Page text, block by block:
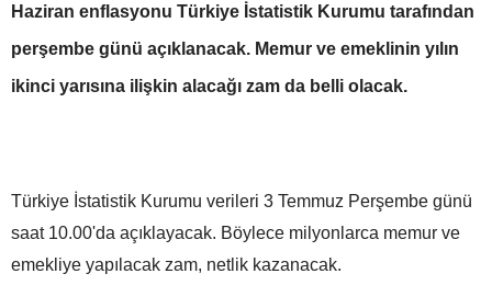
Haziran enflasyonu Türkiye İstatistik Kurumu tarafından
perşembe günü açıklanacak. Memur ve emeklinin yılın
ikinci yarısına ilişkin alacağı zam da belli olacak.
Türkiye İstatistik Kurumu verileri 3 Temmuz Perşembe günü
saat 10.00'da açıklayacak. Böylece milyonlarca memur ve
emekliye yapılacak zam, netlik kazanacak.